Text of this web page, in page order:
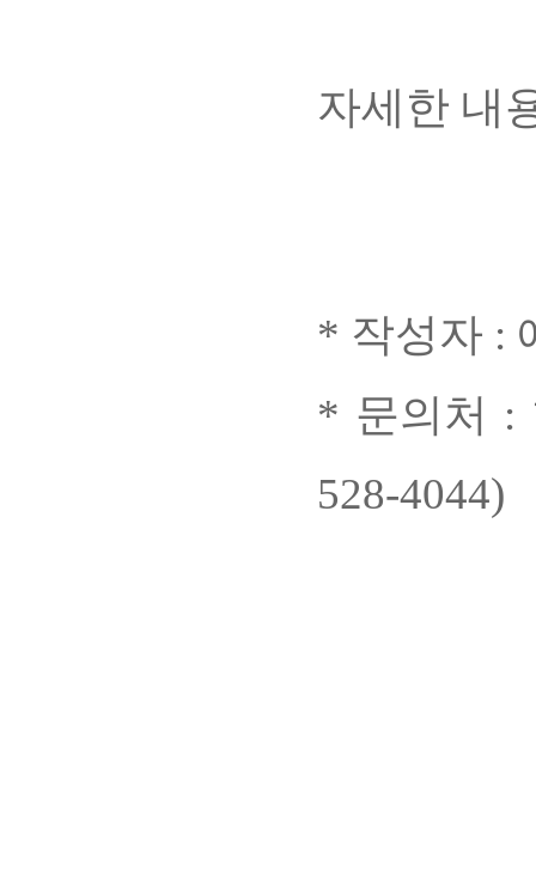
자세한 내
* 작성자 :
* 문의처 :
528-4044)